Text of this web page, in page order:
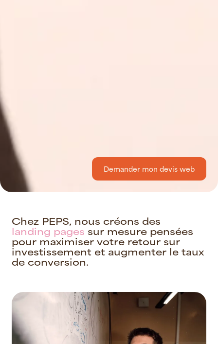
Demander mon devis web
Chez PEPS, nous créons des
landing pages sur mesure pensées
pour maximiser votre retour sur
investissement et augmenter le taux
de conversion.